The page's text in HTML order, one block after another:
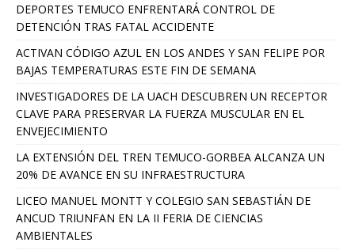
DEPORTES TEMUCO ENFRENTARÁ CONTROL DE
DETENCIÓN TRAS FATAL ACCIDENTE
ACTIVAN CÓDIGO AZUL EN LOS ANDES Y SAN FELIPE POR
BAJAS TEMPERATURAS ESTE FIN DE SEMANA
INVESTIGADORES DE LA UACH DESCUBREN UN RECEPTOR
CLAVE PARA PRESERVAR LA FUERZA MUSCULAR EN EL
ENVEJECIMIENTO
LA EXTENSIÓN DEL TREN TEMUCO-GORBEA ALCANZA UN
20% DE AVANCE EN SU INFRAESTRUCTURA
LICEO MANUEL MONTT Y COLEGIO SAN SEBASTIÁN DE
ANCUD TRIUNFAN EN LA II FERIA DE CIENCIAS
AMBIENTALES